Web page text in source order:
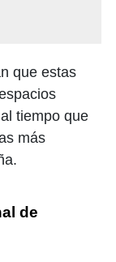
que estas
tiempo que
más
de